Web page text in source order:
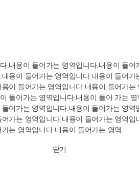
.내용이 들어가는 영역입니다.내용이 들어
용이 들어가는 영역입니다.내용이 들어가
이 들어가는 영역입니다.내용이 들어가는
들어가는 영역입니다.내용이 들어 가는
어가는 영역입니다.내용이 들어가는 영역
가는 영역입니다.내용이 들어가는 영역입
는 영역입니다.내용이 들어가는 영역
닫기